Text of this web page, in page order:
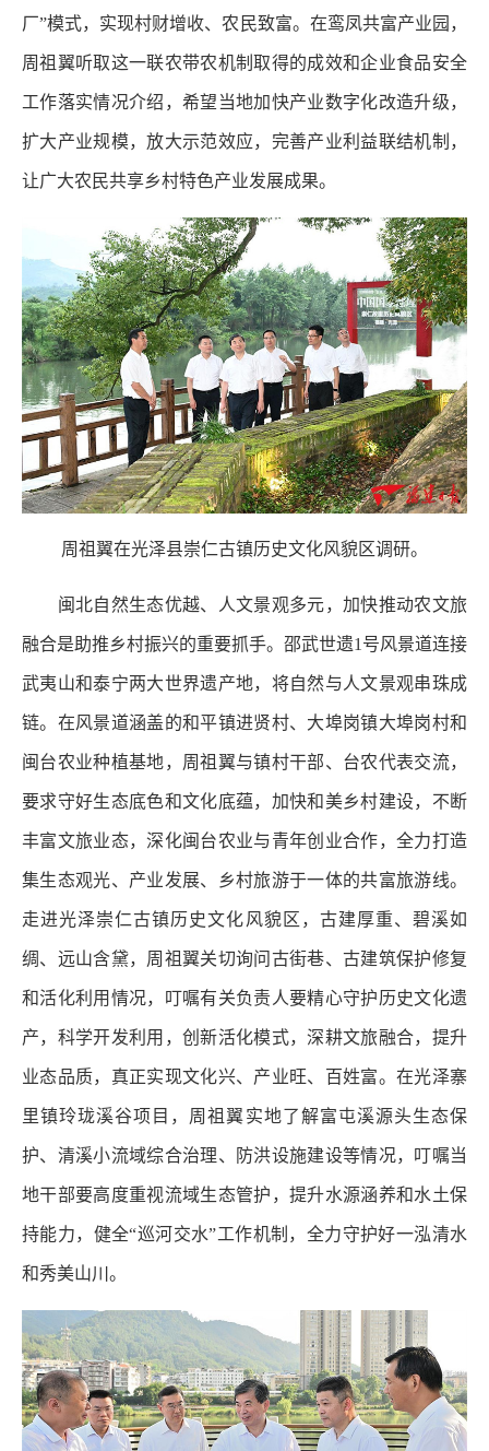
厂”模式，实现村财增收、农民致富。在鸾凤共富产业园，
周祖翼听取这一联农带农机制取得的成效和企业食品安全
工作落实情况介绍，希望当地加快产业数字化改造升级，
扩大产业规模，放大示范效应，完善产业利益联结机制，
让广大农民共享乡村特色产业发展成果。
周祖翼在光泽县崇仁古镇历史文化风貌区调研。
闽北自然生态优越、人文景观多元，加快推动农文旅
融合是助推乡村振兴的重要抓手。邵武世遗1号风景道连接
武夷山和泰宁两大世界遗产地，将自然与人文景观串珠成
链。在风景道涵盖的和平镇进贤村、大埠岗镇大埠岗村和
闽台农业种植基地，周祖翼与镇村干部、台农代表交流，
要求守好生态底色和文化底蕴，加快和美乡村建设，不断
丰富文旅业态，深化闽台农业与青年创业合作，全力打造
集生态观光、产业发展、乡村旅游于一体的共富旅游线。
走进光泽崇仁古镇历史文化风貌区，古建厚重、碧溪如
绸、远山含黛，周祖翼关切询问古街巷、古建筑保护修复
和活化利用情况，叮嘱有关负责人要精心守护历史文化遗
产，科学开发利用，创新活化模式，深耕文旅融合，提升
业态品质，真正实现文化兴、产业旺、百姓富。在光泽寨
里镇玲珑溪谷项目，周祖翼实地了解富屯溪源头生态保
护、清溪小流域综合治理、防洪设施建设等情况，叮嘱当
地干部要高度重视流域生态管护，提升水源涵养和水土保
持能力，健全“巡河交水”工作机制，全力守护好一泓清水
和秀美山川。